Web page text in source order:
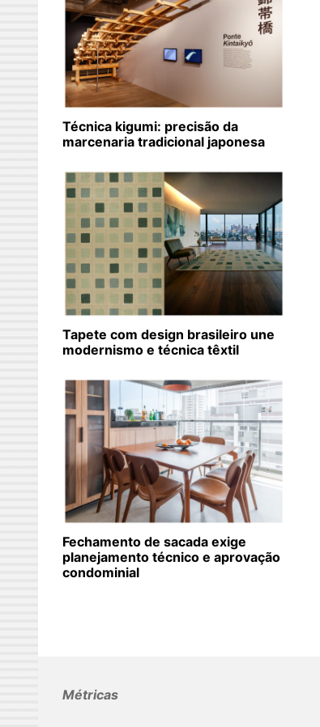
Técnica kigumi: precisão da
marcenaria tradicional japonesa
Tapete com design brasileiro une
modernismo e técnica têxtil
Fechamento de sacada exige
planejamento técnico e aprovação
condominial
Métricas